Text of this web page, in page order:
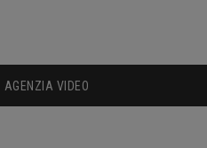
AGENZIA VIDEO